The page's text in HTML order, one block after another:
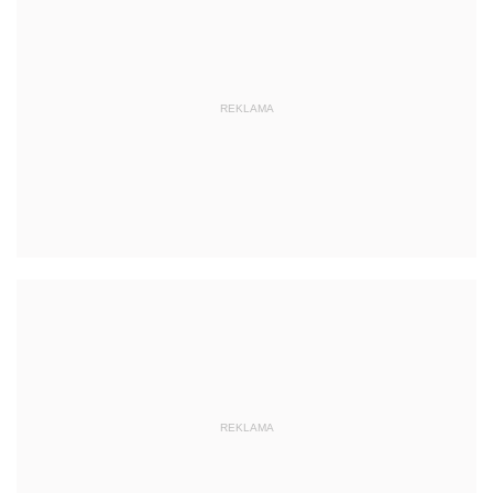
REKLAMA
REKLAMA